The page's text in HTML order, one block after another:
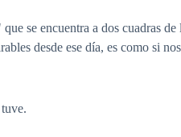
se encuentra a dos cuadras
desde ese día, es como si